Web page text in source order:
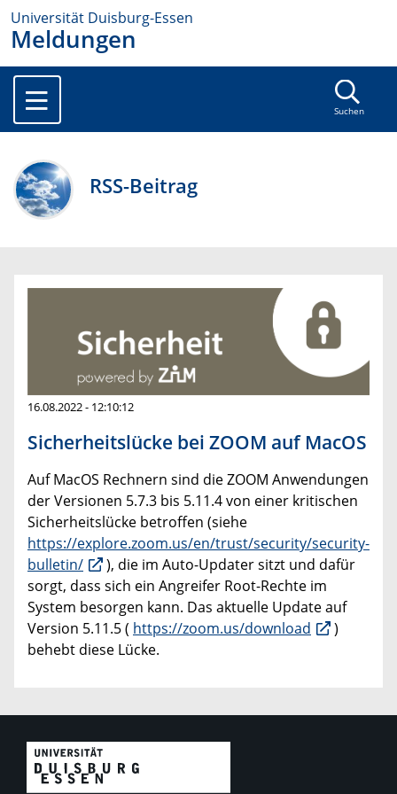
Universität Duisburg-Essen
Meldungen
Suchen
RSS-Beitrag
16.08.2022 - 12:10:12
Sicherheitslücke bei ZOOM auf MacOS
Auf MacOS Rechnern sind die ZOOM Anwendungen
der Versionen 5.7.3 bis 5.11.4 von einer kritischen
Sicherheitslücke betroffen (siehe
https://explore.zoom.us/en/trust/security/security-
bulletin/
), die im Auto-Updater sitzt und dafür
sorgt, dass sich ein Angreifer Root-Rechte im
System besorgen kann. Das aktuelle Update auf
Version 5.11.5 ( https://zoom.us/download
)
behebt diese Lücke.